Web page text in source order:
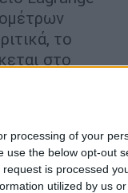
processing of your
use the below opt-out
is processed
utilized by us
το
στο
και